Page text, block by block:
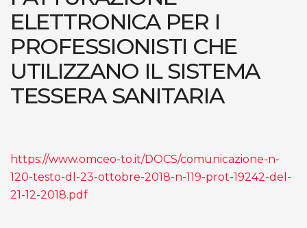
ELETTRONICA PER I
PROFESSIONISTI CHE
UTILIZZANO IL SISTEMA
TESSERA SANITARIA
https://www.omceo-to.it/DOCS/comunicazione-n-
120-testo-dl-23-ottobre-2018-n-119-prot-19242-del-
21-12-2018.pdf